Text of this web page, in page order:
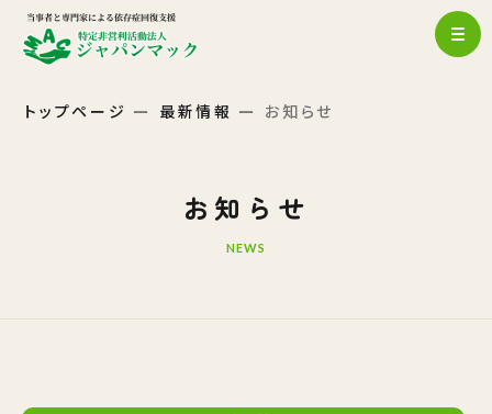
トップページ 最新情報 お知らせ
お知らせ
NEWS